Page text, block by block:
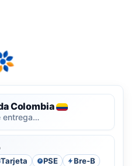
Colombia
entrega…
Tarjeta P PSE
Bre-B